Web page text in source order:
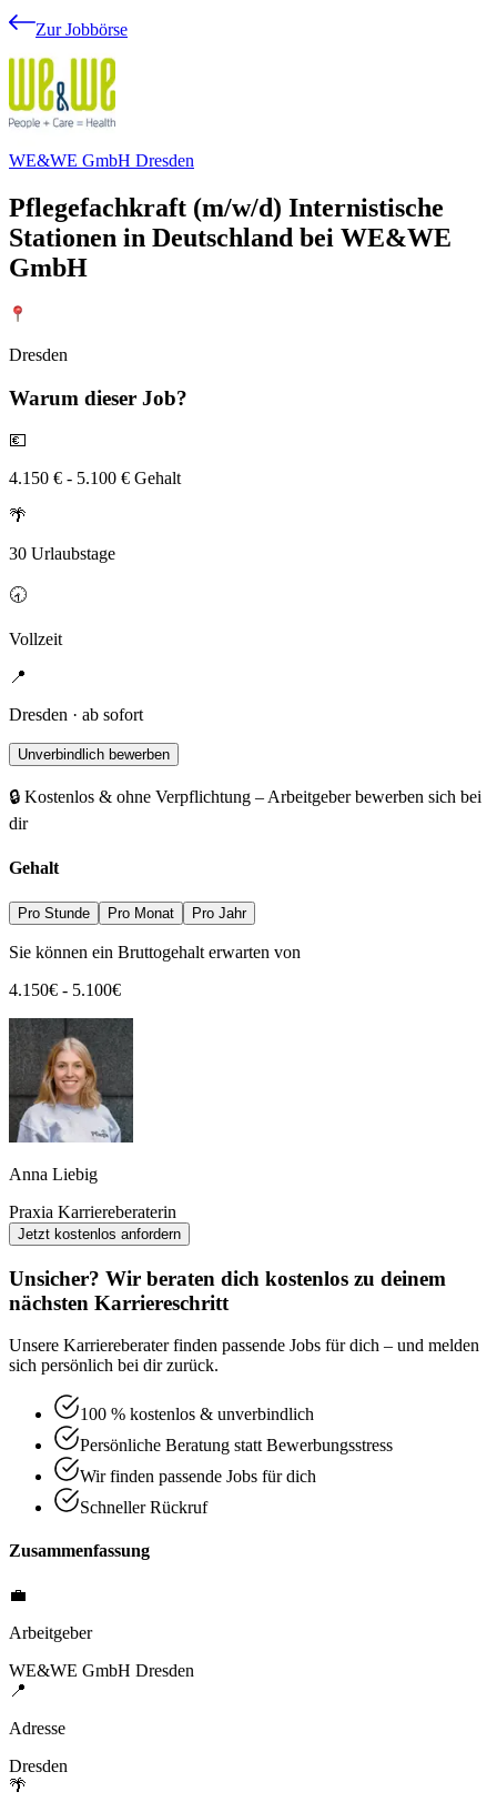
Zur Jobbörse
WE&WE GmbH Dresden
Pflegefachkraft (m/w/d) Internistische
Stationen in Deutschland bei WE&WE
GmbH
Dresden
Warum dieser Job?
💶
4.150 € - 5.100 € Gehalt
🌴
30 Urlaubstage
🕣
Vollzeit
📍
Dresden · ab sofort
Unverbindlich bewerben
🔒 Kostenlos & ohne Verpflichtung – Arbeitgeber bewerben sich bei
dir
Gehalt
Pro Stunde Pro Monat Pro Jahr
Sie können ein Bruttogehalt erwarten von
4.150€ - 5.100€
Anna Liebig
Praxia Karriereberaterin
Jetzt kostenlos anfordern
Unsicher? Wir beraten dich kostenlos zu deinem
nächsten Karriereschritt
Unsere Karriereberater finden passende Jobs für dich – und melden
sich persönlich bei dir zurück.
100 % kostenlos & unverbindlich
Persönliche Beratung statt Bewerbungsstress
Wir finden passende Jobs für dich
Schneller Rückruf
Zusammenfassung
💼
Arbeitgeber
WE&WE GmbH Dresden
📍
Adresse
Dresden
🌴